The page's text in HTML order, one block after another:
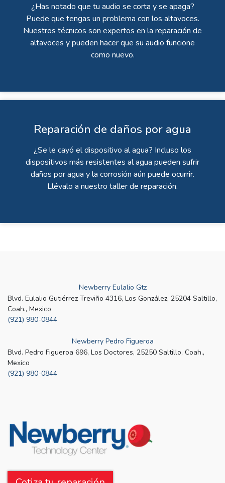
¿Has notado que tu audio se corta y se apaga?
Puede que tengas un problema con los altavoces.
Nuestros técnicos son expertos en la reparación de
altavoces y pueden hacer que su audio funcione
como nuevo.
Reparación de daños por agua
¿Se le cayó el dispositivo al agua? Incluso los
dispositivos más resistentes al agua pueden sufrir
daños por agua y la corrosión aún puede ocurrir.
Llévalo a nuestro taller de reparación.
Newberry Eulalio Gtz
Blvd. Eulalio Gutiérrez Treviño 4316, Los González, 25204 Saltillo,
Coah., Mexico
(921) 980-0844
Newberry Pedro Figueroa
Blvd. Pedro Figueroa 696, Los Doctores, 25250 Saltillo, Coah.,
Mexico
(921) 980-0844